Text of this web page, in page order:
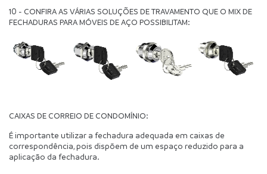
10 - CONFIRA AS VÁRIAS SOLUÇÕES DE TRAVAMENTO QUE O MIX DE
FECHADURAS PARA MÓVEIS DE AÇO POSSIBILITAM:
CAIXAS DE CORREIO DE CONDOMÍNIO:
É importante utilizar a fechadura adequada em caixas de
correspondência, pois dispõem de um espaço reduzido para a
aplicação da fechadura.